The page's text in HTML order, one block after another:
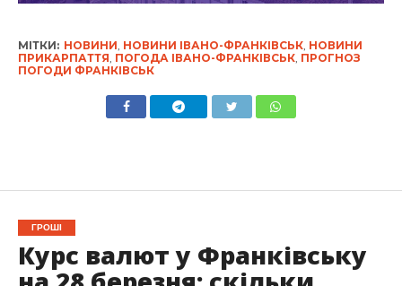
МІТКИ: НОВИНИ НОВИНИ ІВАНО-ФРАНКІВСЬК, НОВИНИ
ПРИКАРПАТТЯ ПОГОДА ІВАНО-ФРАНКІВСЬК, ПРОГНОЗ
ПОГОДИ ФРАНКІВСЬК
ГРОШІ
Курс валют у Франківську